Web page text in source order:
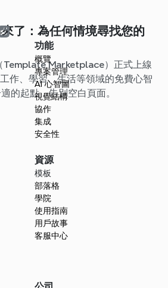
了：為任何情境尋找您的
Template Marketplace）正式上線
作、學習、生活等領域的免費心智
的起點，告別空白頁面。
功能
概覽
專案管理
AI 心智圖
視覺結構
協作
集成
安全性
資源
模板
部落格
學院
使用指南
用戶故事
客服中心